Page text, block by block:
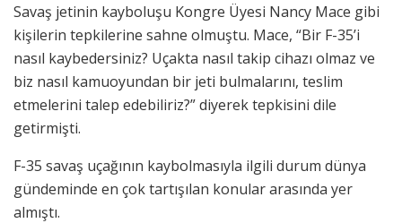
Savaş jetinin kayboluşu Kongre Üyesi Nancy Mace gibi
kişilerin tepkilerine sahne olmuştu. Mace, “Bir F-35’i
nasıl kaybedersiniz? Uçakta nasıl takip cihazı olmaz ve
biz nasıl kamuoyundan bir jeti bulmalarını, teslim
etmelerini talep edebiliriz?” diyerek tepkisini dile
getirmişti.
F-35 savaş uçağının kaybolmasıyla ilgili durum dünya
gündeminde en çok tartışılan konular arasında yer
almıştı.